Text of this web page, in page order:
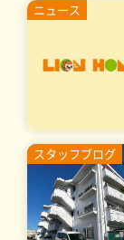
ニュース
スタッフブログ